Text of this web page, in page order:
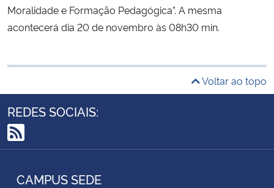
Moralidade e Formação Pedagógica”. A mesma
acontecerá dia 20 de novembro às 08h30 min.
Voltar ao topo
REDES SOCIAIS:
RSS
CAMPUS SEDE